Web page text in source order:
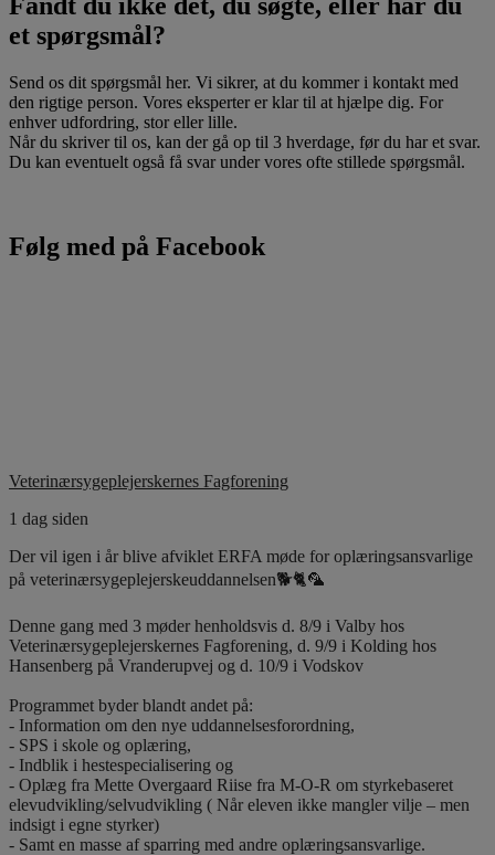
et spørgsmål?
Send os dit spørgsmål her. Vi sikrer, at du kommer i kontakt med
den rigtige person. Vores eksperter er klar til at hjælpe dig. For
enhver udfordring, stor eller lille.
Når du skriver til os, kan der gå op til 3 hverdage, før du har et svar.
Du kan eventuelt også få svar under vores ofte stillede spørgsmål.
Følg med på Facebook
Veterinærsygeplejerskernes Fagforening
1 dag siden
Der vil igen i år blive afviklet ERFA møde for oplæringsansvarlige
på veterinærsygeplejerskeuddannelsen🐕🐈🦜
Denne gang med 3 møder henholdsvis d. 8/9 i Valby hos
Veterinærsygeplejerskernes Fagforening, d. 9/9 i Kolding hos
Hansenberg på Vranderupvej og d. 10/9 i Vodskov
Programmet byder blandt andet på:
- Information om den nye uddannelsesforordning,
- SPS i skole og oplæring,
- Indblik i hestespecialisering og
- Oplæg fra Mette Overgaard Riise fra M-O-R om styrkebaseret
elevudvikling/selvudvikling ( Når eleven ikke mangler vilje – men
indsigt i egne styrker)
- Samt en masse af sparring med andre oplæringsansvarlige.